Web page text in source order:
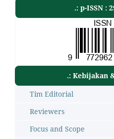
.: p-ISSN :
.: Kebijakan
Tim Editorial
Reviewers
Focus and Scope